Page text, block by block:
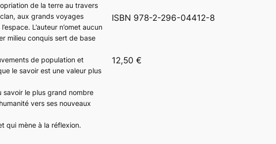
de la terre au travers
aux grands voyages
L’auteur n’omet aucun
milieu conquis sert de base
de population et
le savoir est une valeur plus
savoir le plus grand nombre
vers ses nouveaux
qui mène à la réflexion.
ISBN 978-2-296-04412-8
12,50 €